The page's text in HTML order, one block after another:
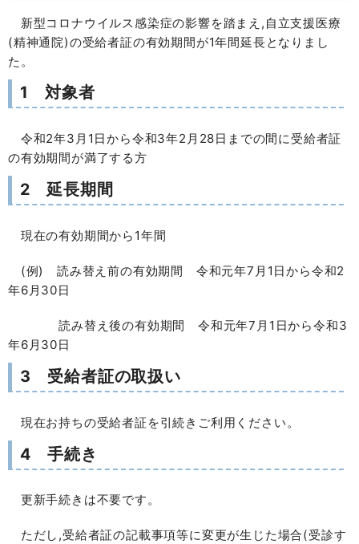
新型コロナウイルス感染症の影響を踏まえ,自立支援医療
(精神通院)の受給者証の有効期間が1年間延長となりまし
た。
1 対象者
令和2年3月1日から令和3年2月28日までの間に受給者証
の有効期間が満了する方
2 延長期間
現在の有効期間から1年間
(例) 読み替え前の有効期間 令和元年7月1日から令和2
年6月30日
読み替え後の有効期間 令和元年7月1日から令和3
年6月30日
3 受給者証の取扱い
現在お持ちの受給者証を引続きご利用ください。
4 手続き
更新手続きは不要です。
ただし,受給者証の記載事項等に変更が生じた場合(受診す